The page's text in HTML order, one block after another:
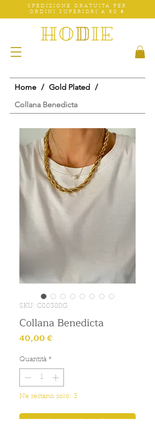
SPEDIZIONE GRATUITA PER
ORDINI SUPERIORI A 60 €
Home / Gold Plated /
Collana Benedicta
SKU: C00380G
Collana Benedicta
40,00 €Prezzo
Quantità *
Ne restano solo: 3